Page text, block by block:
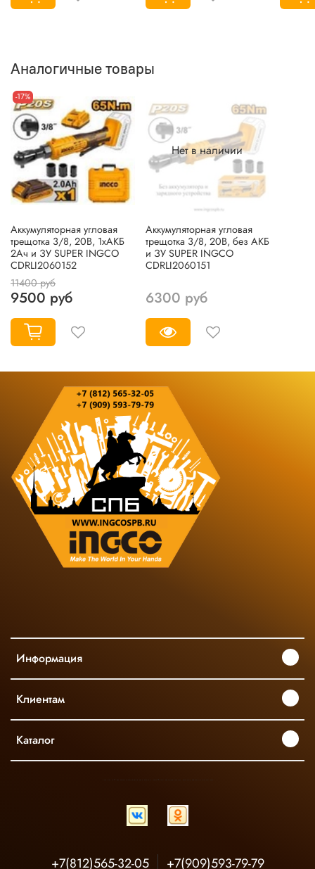
Аналогичные товары
-17%
Аккумуляторная угловая
трещотка 3/8, 20В, 1хАКБ
2Ач и ЗУ SUPER INGCO
CDRLI2060152
11400 руб
9500 руб
Нет в наличии
Аккумуляторная угловая
трещотка 3/8, 20В, без АКБ
и ЗУ SUPER INGCO
CDRLI2060151
6300 руб
Информация
Клиентам
Каталог
+7(812)565-32-05 +7(909)593-79-79